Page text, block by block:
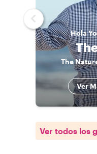
Hola
The
Ver
Ver todos los